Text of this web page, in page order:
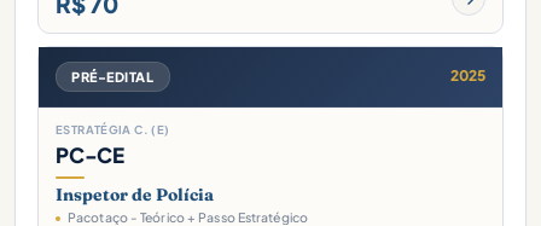
PRÉ-EDITAL 2025
ESTRATÉGIA C. (E)
PC-CE
Inspetor de Polícia
Pacotaço - Teórico + Passo Estratégico